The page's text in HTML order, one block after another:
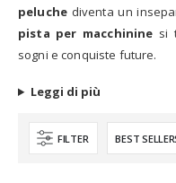
peluchediventa un
pista per macchinine si
sogni e conquiste future.
Leggi di più
FILTER